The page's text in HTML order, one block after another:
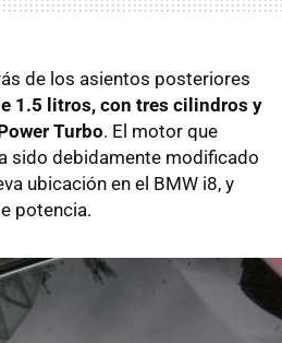
de los asientos posteriores
1.5 litros, con tres cilindros y
Turbo. El motor que
sido debidamente modificado
ubicación en el BMW i8, y
potencia.